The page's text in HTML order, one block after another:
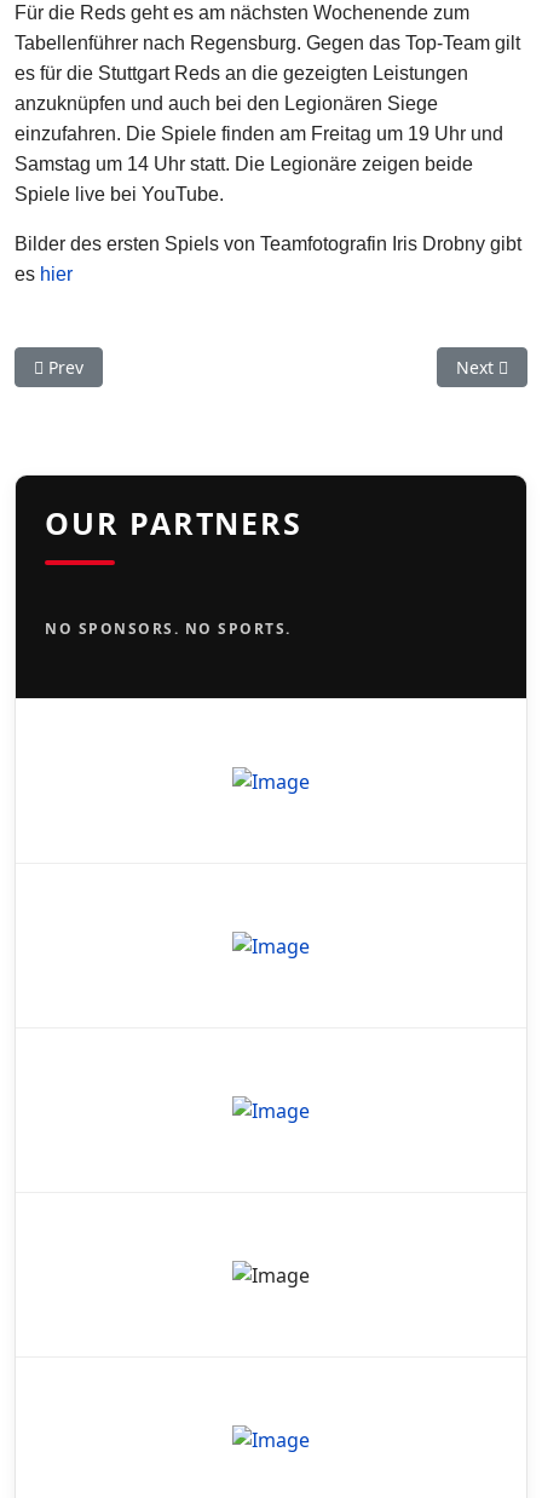
Für die Reds geht es am nächsten Wochenende zum
Tabellenführer nach Regensburg. Gegen das Top-Team gilt
es für die Stuttgart Reds an die gezeigten Leistungen
anzuknüpfen und auch bei den Legionären Siege
einzufahren. Die Spiele finden am Freitag um 19 Uhr und
Samstag um 14 Uhr statt. Die Legionäre zeigen beide
Spiele live bei YouTube.
Bilder des ersten Spiels von Teamfotografin Iris Drobny gibt
es hier
Previous article: Stuttgart Reds gehen beim Tabellenführer
Prev Next
Next
OUR PARTNERS
NO SPONSORS. NO SPORTS.